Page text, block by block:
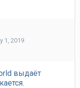
1, 2019
выдаёт